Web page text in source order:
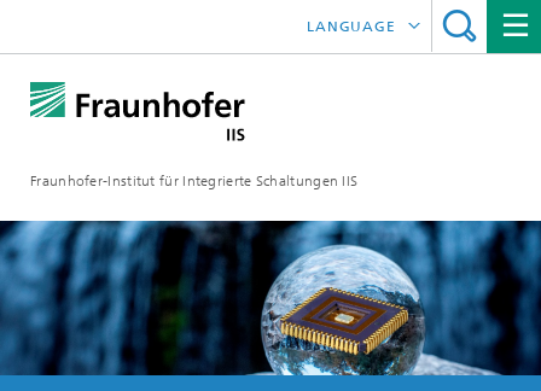
Fraunhofer-Institut für Integrierte Schaltungen IIS
LANGUAGE
中文
한국어